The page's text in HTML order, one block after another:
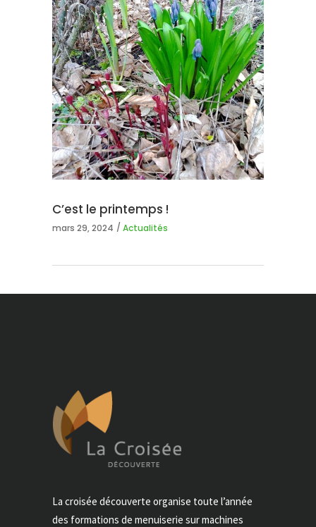
C’est le printemps !
mars 29, 2024 Actualités
La croisée découverte organise toute l’année
des formations de menuiserie sur machines